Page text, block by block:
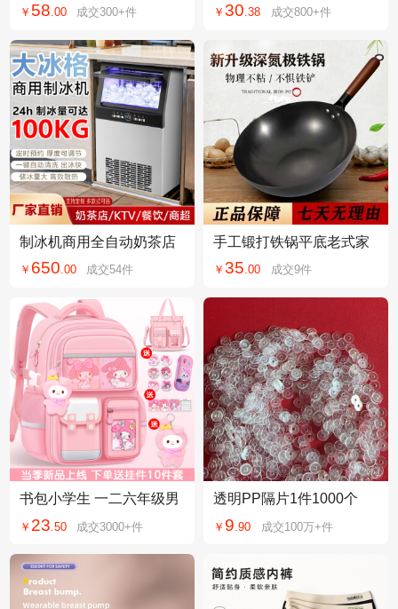
炉农村柴火炉厂家
￥ 58.00 成交300+件
源3C认证可上飞机
￥30.38 成交800+件
制冰机商用全自动奶茶店
块大型酒吧冰块机
￥ 650.00 成交54件
手工锻打铁锅平底老式家
粘锅无涂层炒菜锅
￥35.00 成交9件
书包小学生 一二六年级男
儿童双肩背包
￥ 23 50 成交3000+件
透明PP隔片1件1000个
￥ 9 .90 成交100万+件